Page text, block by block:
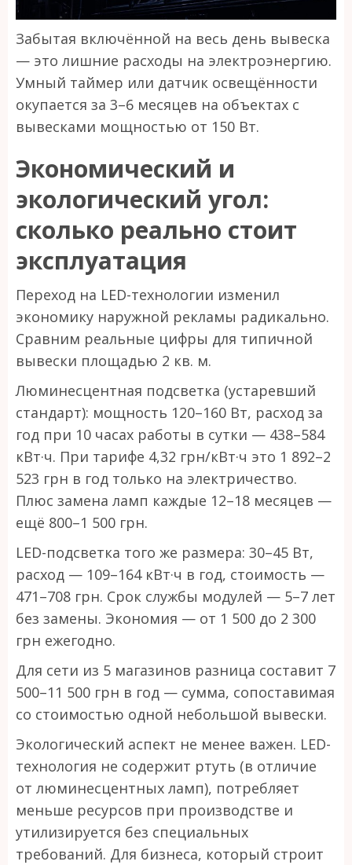
Забытая включённой на весь день вывеска
— это лишние расходы на электроэнергию.
Умный таймер или датчик освещённости
окупается за 3–6 месяцев на объектах с
вывесками мощностью от 150 Вт.
Экономический и
экологический угол:
сколько реально стоит
эксплуатация
Переход на LED-технологии изменил
экономику наружной рекламы радикально.
Сравним реальные цифры для типичной
вывески площадью 2 кв. м.
Люминесцентная подсветка (устаревший
стандарт): мощность 120–160 Вт, расход за
год при 10 часах работы в сутки — 438–584
кВт·ч. При тарифе 4,32 грн/кВт·ч это 1 892–2
523 грн в год только на электричество.
Плюс замена ламп каждые 12–18 месяцев —
ещё 800–1 500 грн.
LED-подсветка того же размера: 30–45 Вт,
расход — 109–164 кВт·ч в год, стоимость —
471–708 грн. Срок службы модулей — 5–7 лет
без замены. Экономия — от 1 500 до 2 300
грн ежегодно.
Для сети из 5 магазинов разница составит 7
500–11 500 грн в год — сумма, сопоставимая
со стоимостью одной небольшой вывески.
Экологический аспект не менее важен. LED-
технология не содержит ртуть (в отличие
от люминесцентных ламп), потребляет
меньше ресурсов при производстве и
утилизируется без специальных
требований. Для бизнеса, который строит